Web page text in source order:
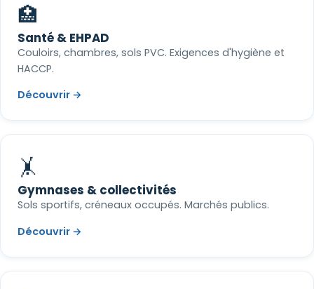
🏥
Santé & EHPAD
Couloirs, chambres, sols PVC. Exigences d'hygiène et
HACCP.
Découvrir →
🤸
Gymnases & collectivités
Sols sportifs, créneaux occupés. Marchés publics.
Découvrir →